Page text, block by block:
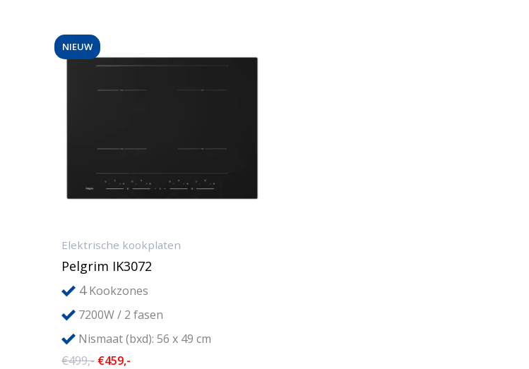
NIEUW
Elektrische kookplaten
Pelgrim IK3072
4Kookzones
7200W / 2 fasen
Nismaat (bxd): 56 x 49 cm
€499,- Oorspronkelijke
€459,-